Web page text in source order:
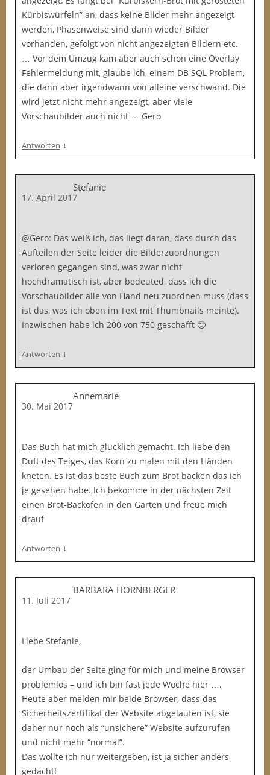
Kürbiswürfeln” an, dass keine Bilder mehr angezeigt
werden, Phasenweise sind dann wieder Bilder
vorhanden, gefolgt von nicht angezeigten Bildern etc.
… Vor dem Umzug kam aber auch schon eine Overlay
Fehlermeldung mit, glaube ich, einem DB SQL Problem,
die dann aber irgendwann von alleine verschwand. Die
wird jetzt nicht mehr angezeigt, aber viele
Vorschaubilder auch nicht … Gero
Antworten ↓
Stefanie
17. April 2017
@Gero: Das weiß ich, das liegt daran, dass durch das
Aufteilen der Seite leider die Bilderzuordnungen
verloren gegangen sind, was zwar nicht
hochdramatisch ist, aber bedeuted, dass ich die
Vorschaubilder alle von Hand neu zuordnen muss (dass
ist das, was ich oben im Text mit Thumbnails meinte).
Inzwischen habe ich 200 von 750 geschafft 🙂
Antworten ↓
Annemarie
30. Mai 2017
Das Buch hat mich glücklich gemacht. Ich liebe den
Duft des Teiges, das Korn zu malen mit den Händen
kneten. Es ist das beste Buch zum Brot backen das ich
je gesehen habe. Ich bekomme in der nächsten Zeit
einen Brot-Backofen in den Garten und freue mich
drauf
Antworten ↓
BARBARA HORNBERGER
11. Juli 2017
Liebe Stefanie,
der Umbau der Seite ging für mich und meine Browser
problemlos – und ich bin fast jede Woche hier ….
Heute aber melden mir beide Browser, dass das
Sicherheitszertifikat der Website abgelaufen ist, sie
daher nur noch als “unsichere” Website aufzurufen
und nicht mehr “normal”.
Das wollte ich nur weitergeben, ist ja sicher anders
gedacht!